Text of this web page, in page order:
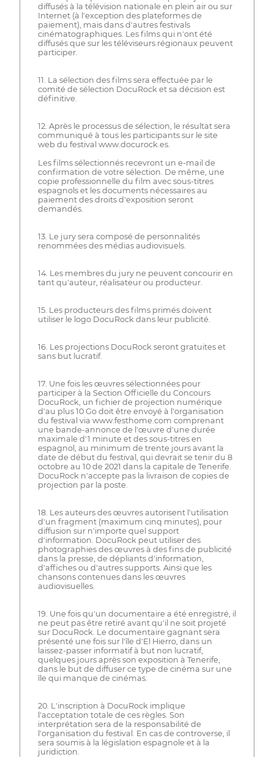
diffusés à la télévision nationale en plein air ou sur
Internet (à l'exception des plateformes de
paiement), mais dans d'autres festivals
cinématographiques. Les films qui n'ont été
diffusés que sur les téléviseurs régionaux peuvent
participer.
11. La sélection des films sera effectuée par le
comité de sélection DocuRock et sa décision est
définitive.
12. Après le processus de sélection, le résultat sera
communiqué à tous les participants sur le site
web du festival www.docurock.es.
Les films sélectionnés recevront un e-mail de
confirmation de votre sélection. De même, une
copie professionnelle du film avec sous-titres
espagnols et les documents nécessaires au
paiement des droits d'exposition seront
demandés.
13. Le jury sera composé de personnalités
renommées des médias audiovisuels.
14. Les membres du jury ne peuvent concourir en
tant qu'auteur, réalisateur ou producteur.
15. Les producteurs des films primés doivent
utiliser le logo DocuRock dans leur publicité.
16. Les projections DocuRock seront gratuites et
sans but lucratif.
17. Une fois les œuvres sélectionnées pour
participer à la Section Officielle du Concours
DocuRock, un fichier de projection numérique
d'au plus 10 Go doit être envoyé à l'organisation
du festival via www.festhome.com comprenant
une bande-annonce de l'œuvre d'une durée
maximale d'1 minute et des sous-titres en
espagnol, au minimum de trente jours avant la
date de début du festival, qui devrait se tenir du 8
octobre au 10 de 2021 dans la capitale de Tenerife.
DocuRock n'accepte pas la livraison de copies de
projection par la poste.
18. Les auteurs des œuvres autorisent l'utilisation
d'un fragment (maximum cinq minutes), pour
diffusion sur n'importe quel support
d'information. DocuRock peut utiliser des
photographies des œuvres à des fins de publicité
dans la presse, de dépliants d'information,
d'affiches ou d'autres supports. Ainsi que les
chansons contenues dans les œuvres
audiovisuelles.
19. Une fois qu'un documentaire a été enregistré, il
ne peut pas être retiré avant qu'il ne soit projeté
sur DocuRock. Le documentaire gagnant sera
présenté une fois sur l'île d'El Hierro, dans un
laissez-passer informatif à but non lucratif,
quelques jours après son exposition à Tenerife,
dans le but de diffuser ce type de cinéma sur une
île qui manque de cinémas.
20. L'inscription à DocuRock implique
l'acceptation totale de ces règles. Son
interprétation sera de la responsabilité de
l'organisation du festival. En cas de controverse, il
sera soumis à la législation espagnole et à la
juridiction.